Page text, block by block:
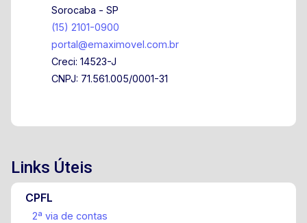
Sorocaba - SP
(15) 2101-0900
portal@emaximovel.com.br
Creci: 14523-J
CNPJ: 71.561.005/0001-31
Links Úteis
CPFL
2ª via de contas